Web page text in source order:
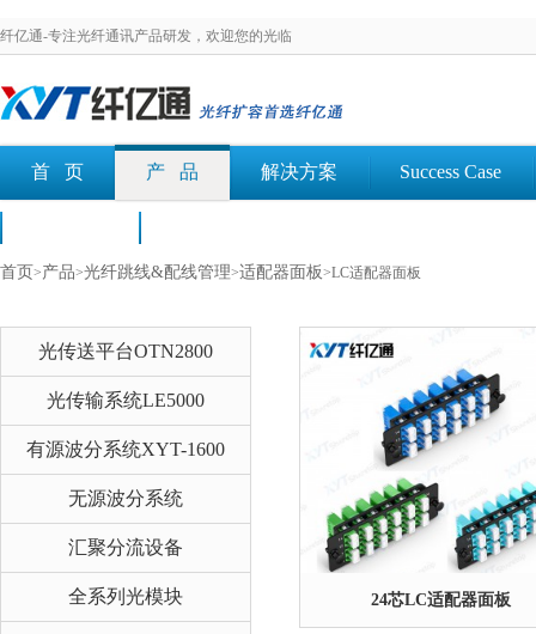
纤亿通-专注光纤通讯产品研发，欢迎您的光临
首 页 产 品 解决方案 Success Case
首页 >产品>光纤跳线&配线管理>适配器面板>LC适配器面板
光传送平台OTN2800
光传输系统LE5000
有源波分系统XYT-1600
无源波分系统
汇聚分流设备
全系列光模块 24芯LC适配器面板